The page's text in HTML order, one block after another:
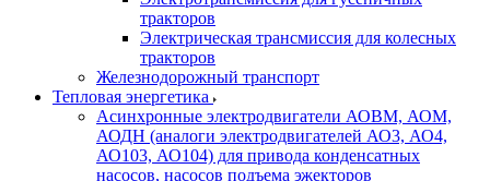
тракторов
Электрическая трансмиссия для колесных
тракторов
Железнодорожный транспорт
Тепловая энергетика
Асинхронные электродвигатели АОВМ, АОМ,
АОДН (аналоги электродвигателей АО3, АО4,
АО103, АО104) для привода конденсатных
насосов, насосов подъема эжекторов